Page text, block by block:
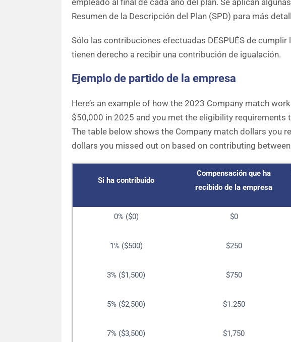
empleado al final de cada año del plan. Se aplican
Resumen de la Descripción del Plan (SPD) para más
Sólo las contribuciones efectuadas DESPUÉS de
tienen derecho a recibir una contribución de igualación.
Ejemplo de partido de la empresa
Here’s an example of how the 2023 Company match
$50,000 in 2025 and you met the eligibility requirements
The table below shows the Company match dollars you
dollars you missed out on based on contributing between
Si ha contribuido
Compensación que ha
recibido de la empresa
0% ($0) $0
1% ($500) $250
3% ($1,500) $750
5% ($2,500) $1.250
7% ($3,500) $1,750